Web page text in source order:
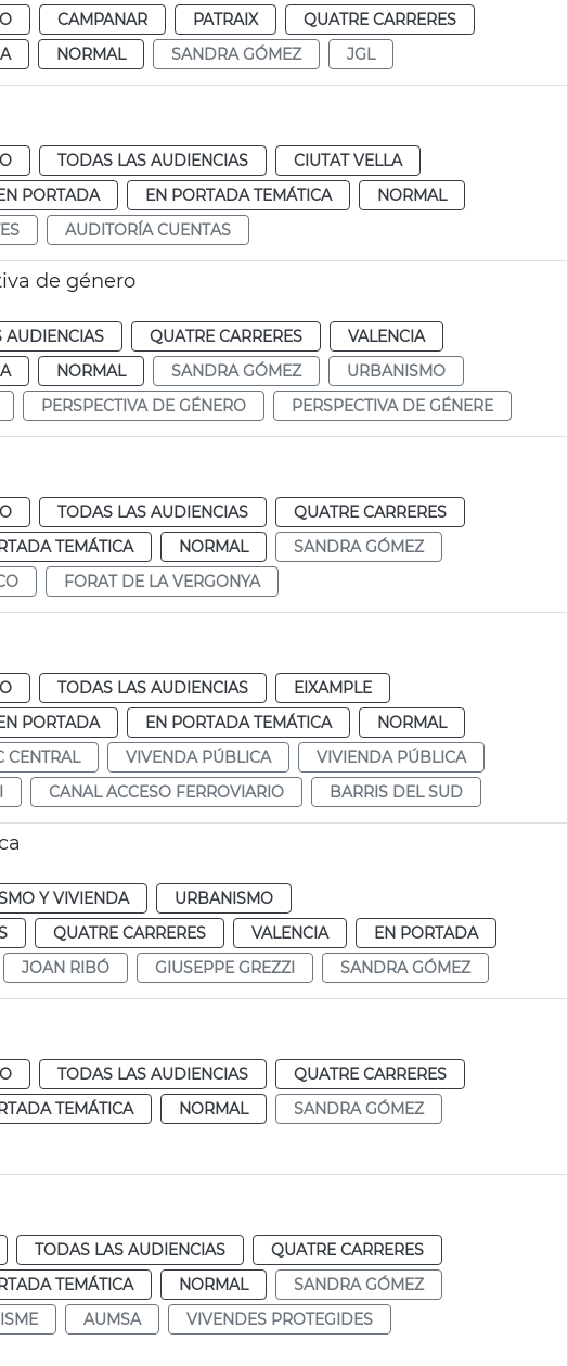
CAMPANAR PATRAIX
QUATRE CARRERES
NORMAL SANDRA GÓMEZ JGL
TODAS LAS AUDIENCIAS
CIUTAT VELLA
PORTADA EN PORTADA TEMÁTICA
NORMAL
AUDITORÍA CUENTAS
de género
AUDIENCIAS QUATRE CARRERES
VALENCIA
NORMAL SANDRA GÓMEZ
URBANISMO
PERSPECTIVA DE GÉNERO PERSPECTIVA DE GÉNERE
TODAS LAS AUDIENCIAS
QUATRE CARRERES
TEMÁTICA NORMAL
SANDRA GÓMEZ
FORAT DE LA VERGONYA
TODAS LAS AUDIENCIAS
EIXAMPLE
PORTADA EN PORTADA TEMÁTICA
NORMAL
CENTRAL VIVENDA PÚBLICA
VIVIENDA PÚBLICA
CANAL ACCESO FERROVIARIO BARRIS DEL SUD
Y VIVIENDA
URBANISMO
QUATRE CARRERES VALENCIA
EN PORTADA
JOAN RIBÓ GIUSEPPE GREZZI SANDRA GÓMEZ
TODAS LAS AUDIENCIAS
QUATRE CARRERES
TEMÁTICA NORMAL
SANDRA GÓMEZ
TODAS LAS AUDIENCIAS
QUATRE CARRERES
TEMÁTICA NORMAL
SANDRA GÓMEZ
AUMSA
VIVENDES PROTEGIDES